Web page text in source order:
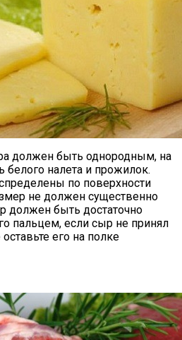
должен быть однородным, на
налета и прожилок.
по поверхности
не должен существенно
должен быть достаточно
пальцем, если сыр не принял
его на полке